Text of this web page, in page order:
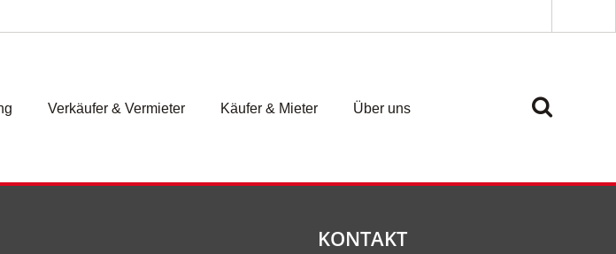
Verkäufer & Vermieter Käufer & Mieter Über uns
KONTAKT